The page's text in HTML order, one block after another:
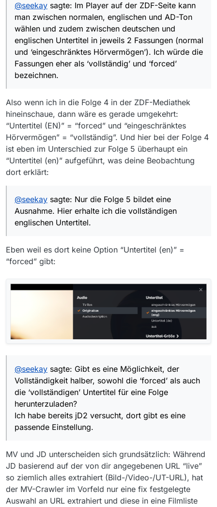
Es handelt sich um die Serie “Concordia”.
(https://www.zdf.de/serien/concordia)
Im Player auf der ZDF-Seite kann man zwischen
normalen, englischen und AD-Ton wählen und zudem
zwischen deutschen und englischen Untertitel in
jeweils 2 Fassungen (normal und ‘eingeschränktes
Hörvermögen’). Ich würde die Fassungen eher als
‘vollständig’ und ‘forced’ bezeichnen. Bei ‘forced’ sind
Sprache gesprochen wird.
Nun besteht folgendes ‘Problem’: MV läd beim der
Auswahl der englischsprachigen Folgen nur die
‘forced’ Untertitel herunter. Nur die Folge 5 bildet eine
Ausnahme. Hier erhalte ich die vollständigen
Gibt es eine Möglichkeit, der Vollständigkeit halber,
sowohl die ‘forced’ als auch die ‘vollständigen’
passende Einstellung. Es wäre aber schön, wenn die
Option auch im MV gegeben wäre (oder habe ich sie
gar übersehen)?
@seekay sagte: Im Player auf der ZDF-Seite kann
man zwischen normalen, englischen und AD-Ton
wählen und zudem zwischen deutschen und
englischen Untertitel in jeweils 2 Fassungen (normal
und ‘eingeschränktes Hörvermögen’). Ich würde die
Fassungen eher als ‘vollständig’ und ‘forced’
bezeichnen.
Also wenn ich in die Folge 4 in der ZDF-Mediathek
hineinschaue, dann wäre es gerade umgekehrt:
“Untertitel (EN)” = “forced” und “eingeschränktes
Hörvermögen” = “vollständig”. Und hier bei der Folge 4
ist eben im Unterschied zur Folge 5 überhaupt ein
“Untertitel (en)” aufgeführt, was deine Beobachtung
dort erklärt:
@seekay sagte: Nur die Folge 5 bildet eine
Ausnahme. Hier erhalte ich die vollständigen
englischen Untertitel.
Eben weil es dort keine Option “Untertitel (en)” =
“forced” gibt:
@seekay sagte: Gibt es eine Möglichkeit, der
Vollständigkeit halber, sowohl die ‘forced’ als auch
die ‘vollständigen’ Untertitel für eine Folge
herunterzuladen?
Ich habe bereits jD2 versucht, dort gibt es eine
passende Einstellung.
MV und JD unterscheiden sich grundsätzlich: Während
JD basierend auf der von dir angegebenen URL “live”
so ziemlich alles extrahiert (Bild-/Video-/UT-URL), hat
der MV-Crawler im Vorfeld nur eine fix festgelegte
Auswahl an URL extrahiert und diese in eine Filmliste